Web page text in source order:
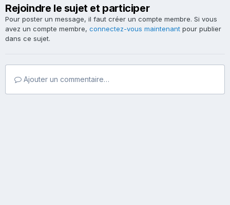
Rejoindre le sujet et participer
Pour poster un message, il faut créer un compte membre. Si vous
avez un compte membre, connectez-vous maintenant pour publier
dans ce sujet.
Ajouter un commentaire…